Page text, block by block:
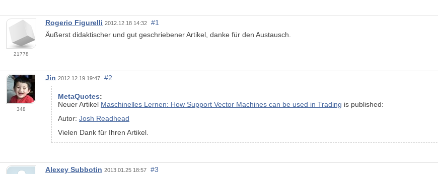
21778
Rogerio Figurelli 2012.12.18 14:32
#1
Äußerst didaktischer und gut geschriebener Artikel, danke für den Austausch.
348
Jin 2012.12.19 19:47 #2
MetaQuotes:
Neuer Artikel Maschinelles Lernen: How Support Vector Machines can be used in Trading is published:
Autor: Josh Readhead
Vielen Dank für Ihren Artikel.
Alexey Subbotin 2013.01.25 18:57
#3